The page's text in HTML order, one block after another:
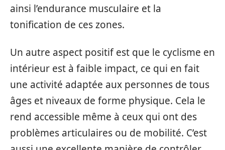
ainsi l’endurance musculaire et la
tonification de ces zones.
Un autre aspect positif est que le cyclisme en
intérieur est à faible impact, ce qui en fait
une activité adaptée aux personnes de tous
âges et niveaux de forme physique. Cela le
rend accessible même à ceux qui ont des
problèmes articulaires ou de mobilité. C’est